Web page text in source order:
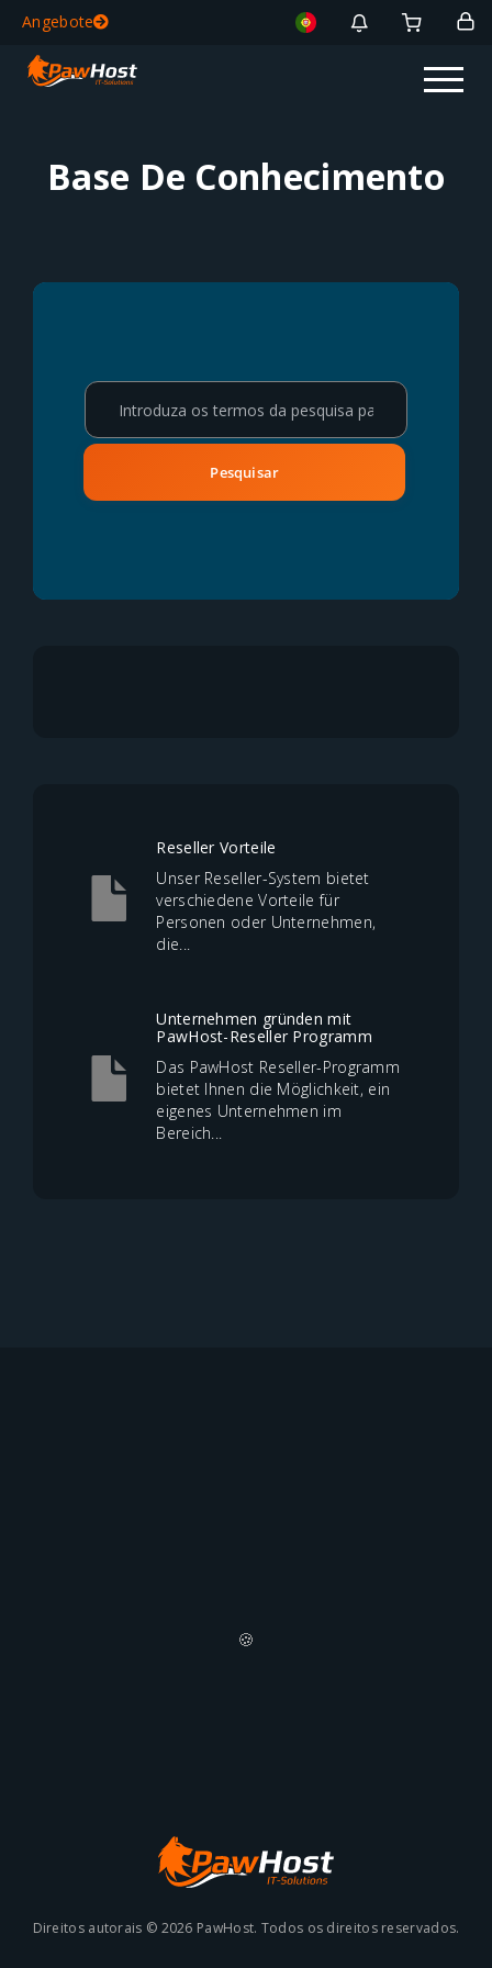
Angebote
Base De Conhecimento
Reseller Vorteile
Unser Reseller-System bietet
verschiedene Vorteile für
Personen oder Unternehmen,
die...
Unternehmen gründen mit
PawHost-Reseller Programm
Das PawHost Reseller-Programm
bietet Ihnen die Möglichkeit, ein
eigenes Unternehmen im
Bereich...
🍪
Direitos autorais © 2026 PawHost. Todos os direitos reservados.